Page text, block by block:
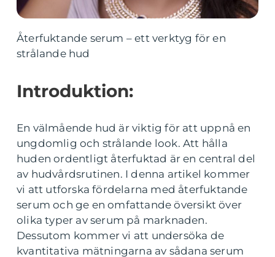
Återfuktande serum – ett verktyg för en
strålande hud
Introduktion:
En välmående hud är viktig för att uppnå en
ungdomlig och strålande look. Att hålla
huden ordentligt återfuktad är en central del
av hudvårdsrutinen. I denna artikel kommer
vi att utforska fördelarna med återfuktande
serum och ge en omfattande översikt över
olika typer av serum på marknaden.
Dessutom kommer vi att undersöka de
kvantitativa mätningarna av sådana serum